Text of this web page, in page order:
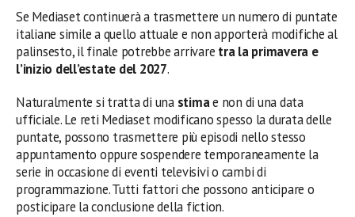
Se Mediaset continuerà a trasmettere un numero di puntate
italiane simile a quello attuale e non apporterà modifiche al
palinsesto, il finale potrebbe arrivare tra la primavera e
l’inizio dell’estate del 2027.
Naturalmente si tratta di una stimae non di una data
ufficiale. Le reti Mediaset modificano spesso la durata delle
puntate, possono trasmettere più episodi nello stesso
appuntamento oppure sospendere temporaneamente la
serie in occasione di eventi televisivi o cambi di
programmazione. Tutti fattori che possono anticipare o
posticipare la conclusione della fiction.